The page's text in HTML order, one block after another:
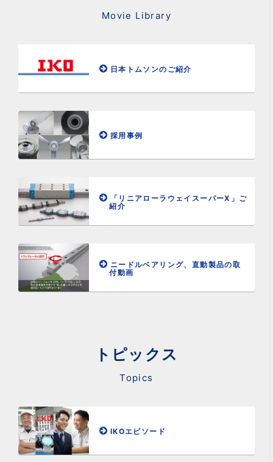
Movie Library
日本トムソンのご紹介
採用事例
「リニアローラウェイスーパーX」ご
紹介
ニードルベアリング、直動製品の取
付動画
トピックス
Topics
IKOエピソード